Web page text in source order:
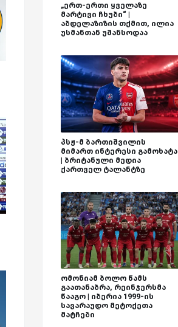
„ერთ-ერთი ყველაზე
მარტივი ჩხუბი“ |
აბდელაზიზის თქმით, ილია
უსმანთან უშანსოდაა
პსჟ-მ ბართიშვილის
მიმართ ინტერესი გამოხატა
| ბრიტანული მედია
ქართველ ტალანტზე
ომონიამ ბოლო წამს
გაათანაბრა, რეინჯერსმა
წააგო | იბერია 1999-ის
სავარაუდო მეტოქეთა
მატჩები